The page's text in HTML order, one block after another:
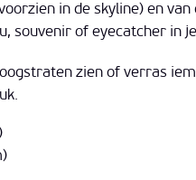
in de skyline) en
souvenir of eyecatcher in
zien of verras